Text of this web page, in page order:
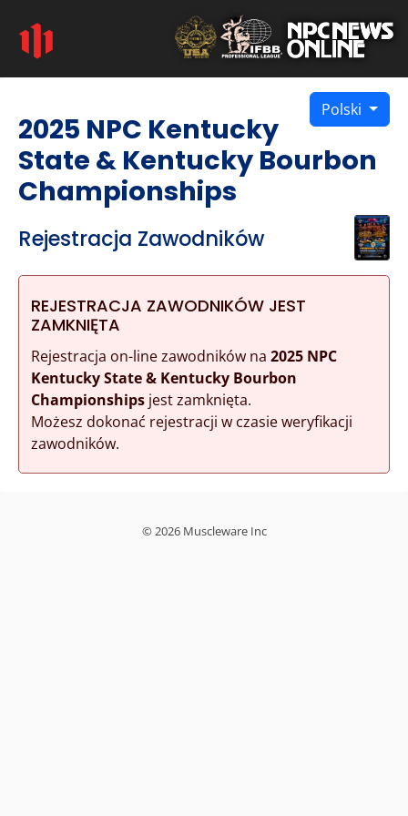
Polski
2025 NPC Kentucky
State & Kentucky Bourbon
Championships
Rejestracja Zawodników
REJESTRACJA ZAWODNIKÓW JEST
ZAMKNIĘTA
Rejestracja on-line zawodników na 2025 NPC
Kentucky State & Kentucky Bourbon
Championshipsjest zamknięta.
Możesz dokonać rejestracji w czasie weryfikacji
zawodników.
© 2026 Muscleware Inc